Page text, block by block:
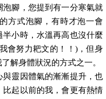
腳，您提到有一分寒氣就
方式泡腳，有時才泡一會
小時，水溫再高也沒什麼
會努力耙文的！！)，但身
解身體狀況的方式之一。
靈因體氣的漸漸提升，也
起以前的我，會更有熱情